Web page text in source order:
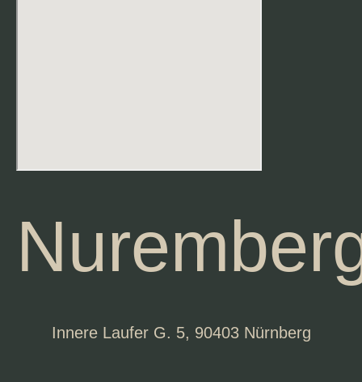
Innere Laufer G. 5, 90403 Nürnberg